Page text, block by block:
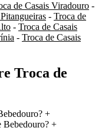
de Casais Viradouro -
- Troca de
- Troca de Casais
- Troca de Casais
Troca de
+
Bebedouro? +